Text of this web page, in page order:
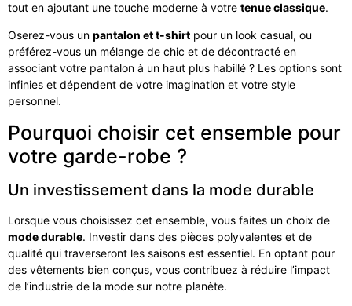
tout en ajoutant une touche moderne à votre tenue classique.
Oserez-vous un pantalon et t-shirt pour un look casual, ou
préférez-vous un mélange de chic et de décontracté en
associant votre pantalon à un haut plus habillé ? Les options sont
infinies et dépendent de votre imagination et votre style
personnel.
Pourquoi choisir cet ensemble pour
votre garde-robe ?
Un investissement dans la mode durable
Lorsque vous choisissez cet ensemble, vous faites un choix de
mode durable. Investir dans des pièces polyvalentes et de
qualité qui traverseront les saisons est essentiel. En optant pour
des vêtements bien conçus, vous contribuez à réduire l’impact
de l’industrie de la mode sur notre planète.